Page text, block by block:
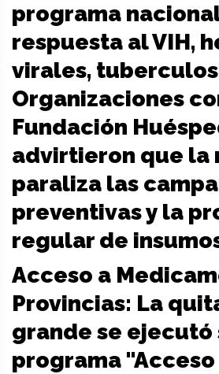
programa
respuesta al VIH,
virales,
Organizaciones
Fundación
advirtieron que la
paraliza las
preventivas y la
regular de
Acceso a
Provincias: La
grande se ejecutó
programa "Acceso